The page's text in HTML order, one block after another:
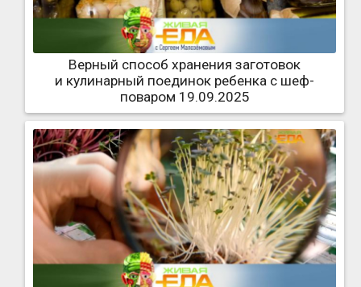
Верный способ хранения заготовок
и кулинарный поединок ребенка с шеф-
поваром 19.09.2025